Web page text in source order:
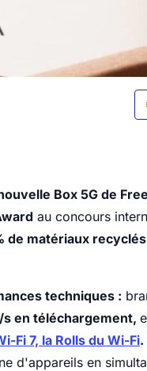
Box 5G de
au concours
de matériaux
techniques :
s en téléchargement,
Fi 7, la Rolls du Wi-Fi.
d'appareils en